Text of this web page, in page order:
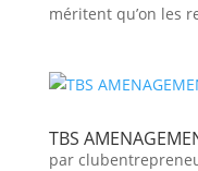
méritent qu’on les
TBS
par